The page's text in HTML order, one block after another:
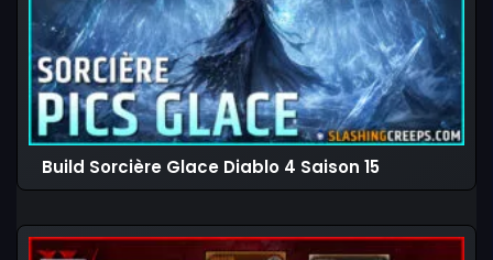
Build Sorcière Glace Diablo 4 Saison 15